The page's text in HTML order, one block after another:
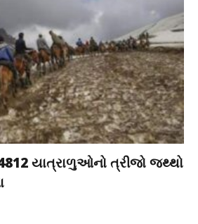
યાત્રાળુઓનો ત્રીજો જથ્થો